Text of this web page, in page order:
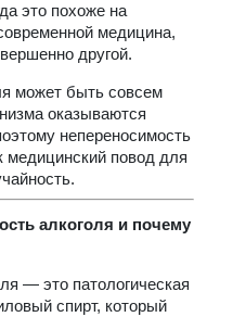
это похоже на
медицина,
другой.
может быть совсем
оказываются
непереносимость
медицинский повод для
алкоголя и почему
— это патологическая
спирт, который